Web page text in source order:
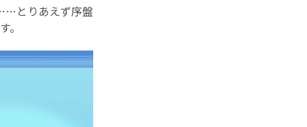
とりあえず序盤
。